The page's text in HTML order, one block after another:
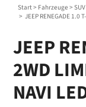
Start> Fahrzeuge > SUV
> JEEP RENEGADE 1.0
JEEP
2WD
NAVI